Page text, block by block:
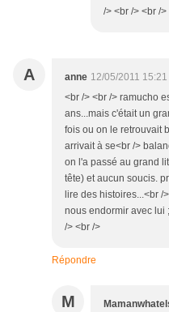
/> <br /> <br />
A anne 12/05/2011 15:21
<br /> <br /> ramucho
ans...mais c'était un
fois ou on le retrouvait
arrivait à se<br />
on l'a passé au grand
tête) et aucun soucis.
lire des histoires...<br /
nous endormir avec lui
/> <br />
Répondre
M